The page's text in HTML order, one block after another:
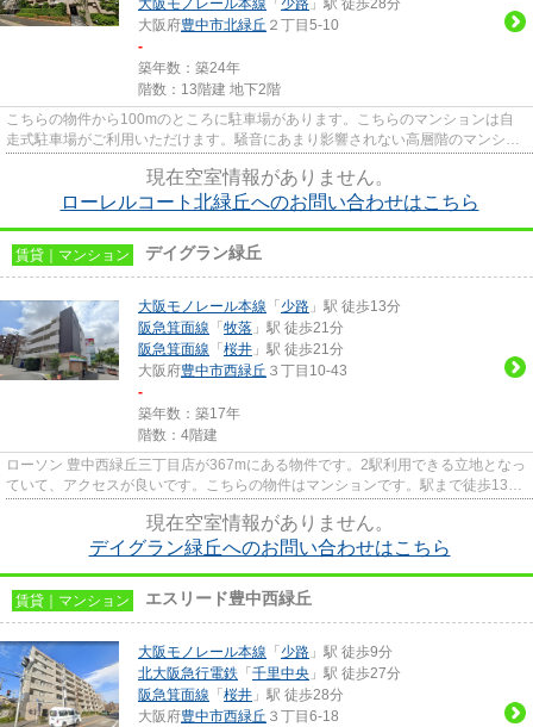
大阪モノレール本線 「 少路 」駅 徒歩28分
大阪府豊中市北緑丘 ２丁目5-10
-
築年数：築24年
階数：13階建 地下2階
こちらの物件から100mのところに駐車場があります。こちらのマンションは自
走式駐車場がご利用いただけます。騒音にあまり影響されない高層階のマンショ
現在空室情報がありません。
ローレルコート北緑丘へのお問い合わせはこちら
賃貸｜マンション デイグラン緑丘
大阪モノレール本線 「 少路 」駅 徒歩13分
阪急箕面線 「 牧落 」駅 徒歩21分
阪急箕面線 「 桜井 」駅 徒歩21分
大阪府豊中市西緑丘 ３丁目10-43
-
築年数：築17年
階数：4階建
ローソン 豊中西緑丘三丁目店が367mにある物件です。2駅利用できる立地となっ
ていて、アクセスが良いです。こちらの物件はマンションです。駅まで徒歩13分
現在空室情報がありません。
デイグラン緑丘へのお問い合わせはこちら
賃貸｜マンション エスリード豊中西緑丘
大阪モノレール本線 「 少路 」駅 徒歩9分
北大阪急行電鉄 「 千里中央 」駅 徒歩27分
阪急箕面線 「 桜井 」駅 徒歩28分
大阪府豊中市西緑丘 ３丁目6-18